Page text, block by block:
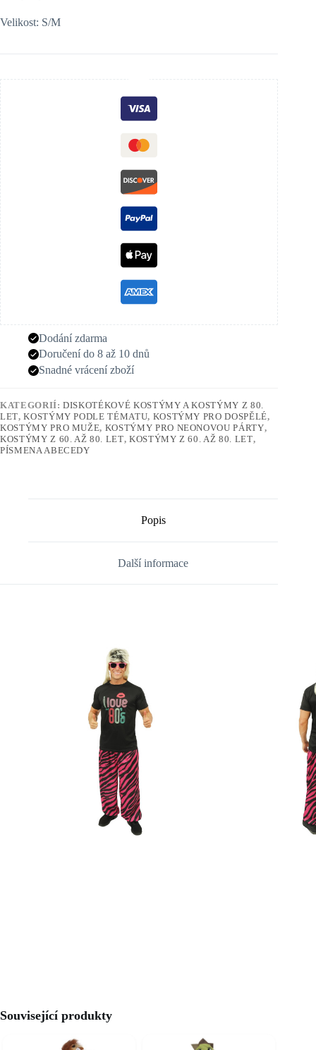
Velikost: S/M
Dodání zdarma
Doručení do 8 až 10 dnů
Snadné vrácení zboží
KATEGORIÍ:DISKOTÉKOVÉ KOSTÝMY A KOSTÝMY Z 80.
LET,KOSTÝMY PODLE TÉMATU, KOSTÝMY PRO DOSPĚLÉ,
KOSTÝMY PRO MUŽE, KOSTÝMY PRO NEONOVOU PÁRTY,
KOSTÝMY Z 60. AŽ 80. LET, KOSTÝMY Z 60. AŽ 80. LET,
PÍSMENA ABECEDY
Popis
Další informace
Související produkty